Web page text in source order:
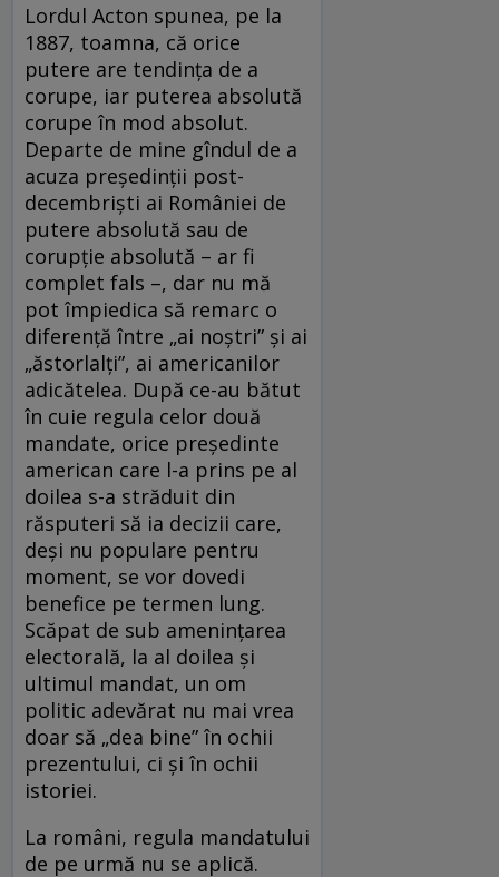
Lordul Acton spunea, pe la
1887, toamna, că orice
putere are tendința de a
corupe, iar puterea absolută
corupe în mod absolut.
Departe de mine gîndul de a
acuza președinții post-
decembriști ai României de
putere absolută sau de
corupție absolută – ar fi
complet fals –, dar nu mă
pot împiedica să remarc o
diferență între „ai noștri” și ai
„ăstorlalți”, ai americanilor
adicătelea. După ce-au bătut
în cuie regula celor două
mandate, orice președinte
american care l-a prins pe al
doilea s-a străduit din
răsputeri să ia decizii care,
deși nu populare pentru
moment, se vor dovedi
benefice pe termen lung.
Scăpat de sub amenințarea
electorală, la al doilea și
ultimul mandat, un om
politic adevărat nu mai vrea
doar să „dea bine” în ochii
prezentului, ci și în ochii
istoriei.
La români, regula mandatului
de pe urmă nu se aplică.